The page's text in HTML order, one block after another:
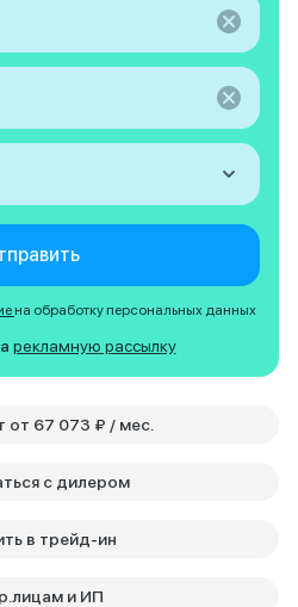
на обработку персональных данных
рекламную рассылку
В кредит от 67 073 ₽ / мес.
с дилером
в трейд-ин
и ИП